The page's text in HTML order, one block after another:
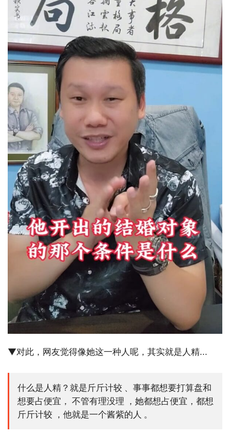
▼对此，网友觉得像她这一种人呢，其实就是人精...
什么是人精？就是斤斤计较 、事事都想要打算盘和
想要占便宜， 不管有理没理 ，她都想占便宜，都想
斤斤计较 ，他就是一个酱紫的人 。